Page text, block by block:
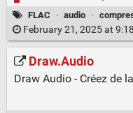
FLAC · audio ·
February 21, 2025 at
Draw.Audio
Draw Audio - Créez de